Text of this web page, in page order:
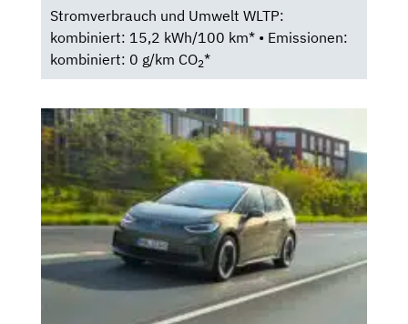
Stromverbrauch und Umwelt WLTP:
kombiniert: 15,2 kWh/100 km* • Emissionen:
kombiniert: 0 g/km CO2*